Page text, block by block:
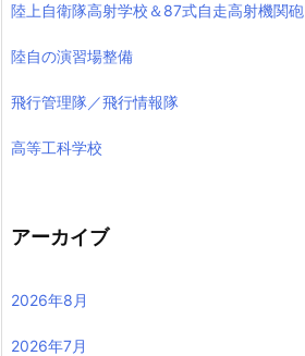
陸上自衛隊高射学校＆87式自走高射機関砲
陸自の演習場整備
飛行管理隊／飛行情報隊
高等工科学校
アーカイブ
2026年8月
2026年7月